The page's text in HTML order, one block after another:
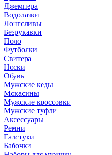
Джемпера
Водолазки
Лонгсливы
Безрукавки
Поло
Футболки
Свитера
Носки
Обувь
Мужские кеды
Мокасины
Мужские кроссовки
Мужские туфли
Аксессуары
Ремни
Галстуки
Бабочки